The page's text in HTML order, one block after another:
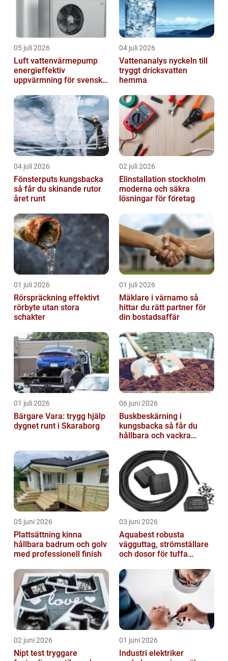
05 juli 2026
Luft vattenvärmepump
energieffektiv
uppvärmning för svenska
04 juli 2026
Vattenanalys nyckeln till
tryggt dricksvatten
hemma
04 juli 2026
Fönsterputs kungsbacka
så får du skinande rutor
året runt
02 juli 2026
Elinstallation stockholm
moderna och säkra
lösningar för företag
01 juli 2026
Rörspräckning effektivt
rörbyte utan stora
schakter
01 juli 2026
Mäklare i värnamo så
hittar du rätt partner för
din bostadsaffär
01 juli 2026
Bärgare Vara: trygg hjälp
dygnet runt i Skaraborg
06 juni 2026
Buskbeskärning i
kungsbacka så får du
hållbara och vackra
05 juni 2026
Plattsättning kinna
hållbara badrum och golv
med professionell finish
03 juni 2026
Aquabest robusta
vägguttag, strömställare
och dosor för tuffa
02 juni 2026
Nipt test tryggare
01 juni 2026
Industri elektriker